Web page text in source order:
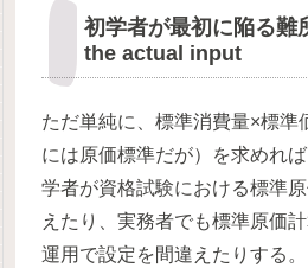
初学者が最初に陥る
the actual input
ただ単純に、標準消費量×標準
には原価標準だが）を求めれ
学者が資格試験における標準
えたり、実務者でも標準原価
運用で設定を間違えたりする。